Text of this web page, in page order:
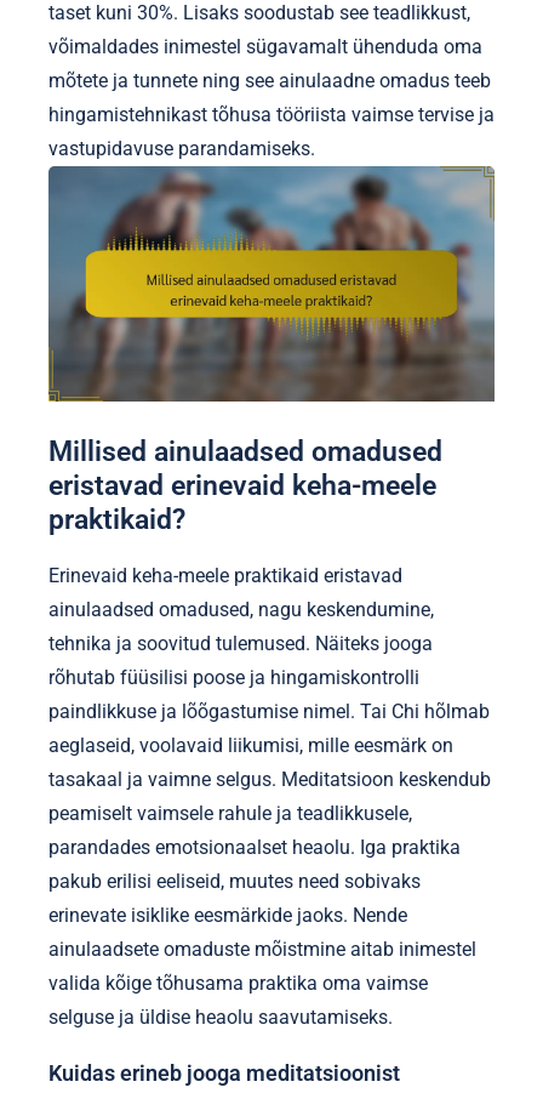
taset kuni 30%. Lisaks soodustab see teadlikkust,
võimaldades inimestel sügavamalt ühenduda oma
mõtete ja tunnete ning see ainulaadne omadus teeb
hingamistehnikast tõhusa tööriista vaimse tervise ja
vastupidavuse parandamiseks.
Millised ainulaadsed omadused
eristavad erinevaid keha-meele
praktikaid?
Erinevaid keha-meele praktikaid eristavad
ainulaadsed omadused, nagu keskendumine,
tehnika ja soovitud tulemused. Näiteks jooga
rõhutab füüsilisi poose ja hingamiskontrolli
paindlikkuse ja lõõgastumise nimel. Tai Chi hõlmab
aeglaseid, voolavaid liikumisi, mille eesmärk on
tasakaal ja vaimne selgus. Meditatsioon keskendub
peamiselt vaimsele rahule ja teadlikkusele,
parandades emotsionaalset heaolu. Iga praktika
pakub erilisi eeliseid, muutes need sobivaks
erinevate isiklike eesmärkide jaoks. Nende
ainulaadsete omaduste mõistmine aitab inimestel
valida kõige tõhusama praktika oma vaimse
selguse ja üldise heaolu saavutamiseks.
Kuidas erineb jooga meditatsioonist